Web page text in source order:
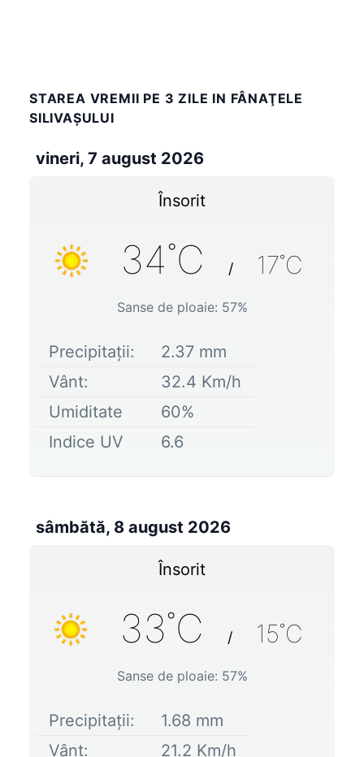
STAREA VREMII PE 3 ZILE IN FÂNAŢELE
SILIVAŞULUI
vineri, 7 august 2026
Însorit
34˚C / 17˚C
Sanse de ploaie: 57%
Precipitații: 2.37 mm
Vânt:
32.4 Km/h
Umiditate
60%
Indice UV
6.6
sâmbătă, 8 august 2026
Însorit
33˚C / 15˚C
Sanse de ploaie: 57%
Precipitații: 1.68 mm
Vânt:
21.2 Km/h